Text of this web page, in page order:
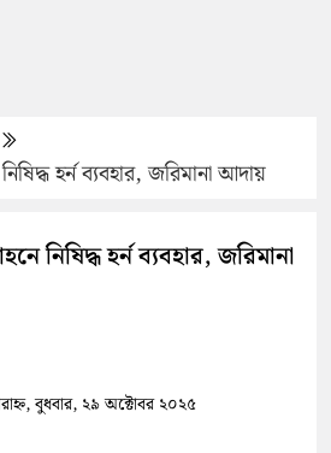
হর্ন ব্যবহার, জরিমানা আদায়
নিষিদ্ধ হর্ন ব্যবহার, জরিমানা
বুধবার, ২৯ অক্টোবর ২০২৫